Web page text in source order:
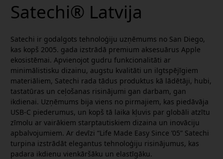
Satechi® Latvija
Satechi ir godalgots tehnoloģiju uzņēmums no San Diego,
kas kopš 2005. gada izstrādā premium aksesuārus Apple
ekosistēmai. Apvienojot gudru funkcionalitāti ar
minimālistisku dizainu, augstu kvalitāti un ilgtspējīgiem
materiāliem, Satechi rada tādus produktus kā lādētāji, hubi,
tastatūras un ceļošanas risinājumi gan darbam, gan
ikdienai. Uzņēmums bija viens no pirmajiem, kas piedāvāja
USB-C piederumus, un kopš tā laika kļuvis par globāli atzītu
zīmolu ar vairākiem starptautiskiem dizaina un inovāciju
apbalvojumiem. Ar devīzi “Life Made Easy Since ’05” Satechi
turpina izstrādāt elegantus tehnoloģiju risinājumus, kas
padara ikdienu vienkāršāku un elastīgāku.